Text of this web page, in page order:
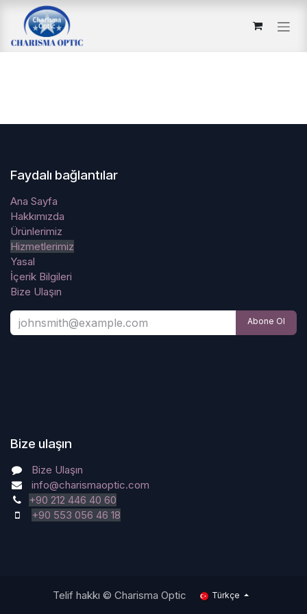
İçereği Atla
Faydalı bağlantılar
Ana Sayfa
Hakkımızda
Ürünlerimiz
Hizmetlerimiz
Yasal
İçerik Bilgileri
Bize Ulaşın
Abone Ol
Bize ulaşın
Bize Ulaşın
info@charismaoptic.com
+90 212 446 40 60
+90 553 056 46 18
Telif hakkı © Charisma Optic Türkçe